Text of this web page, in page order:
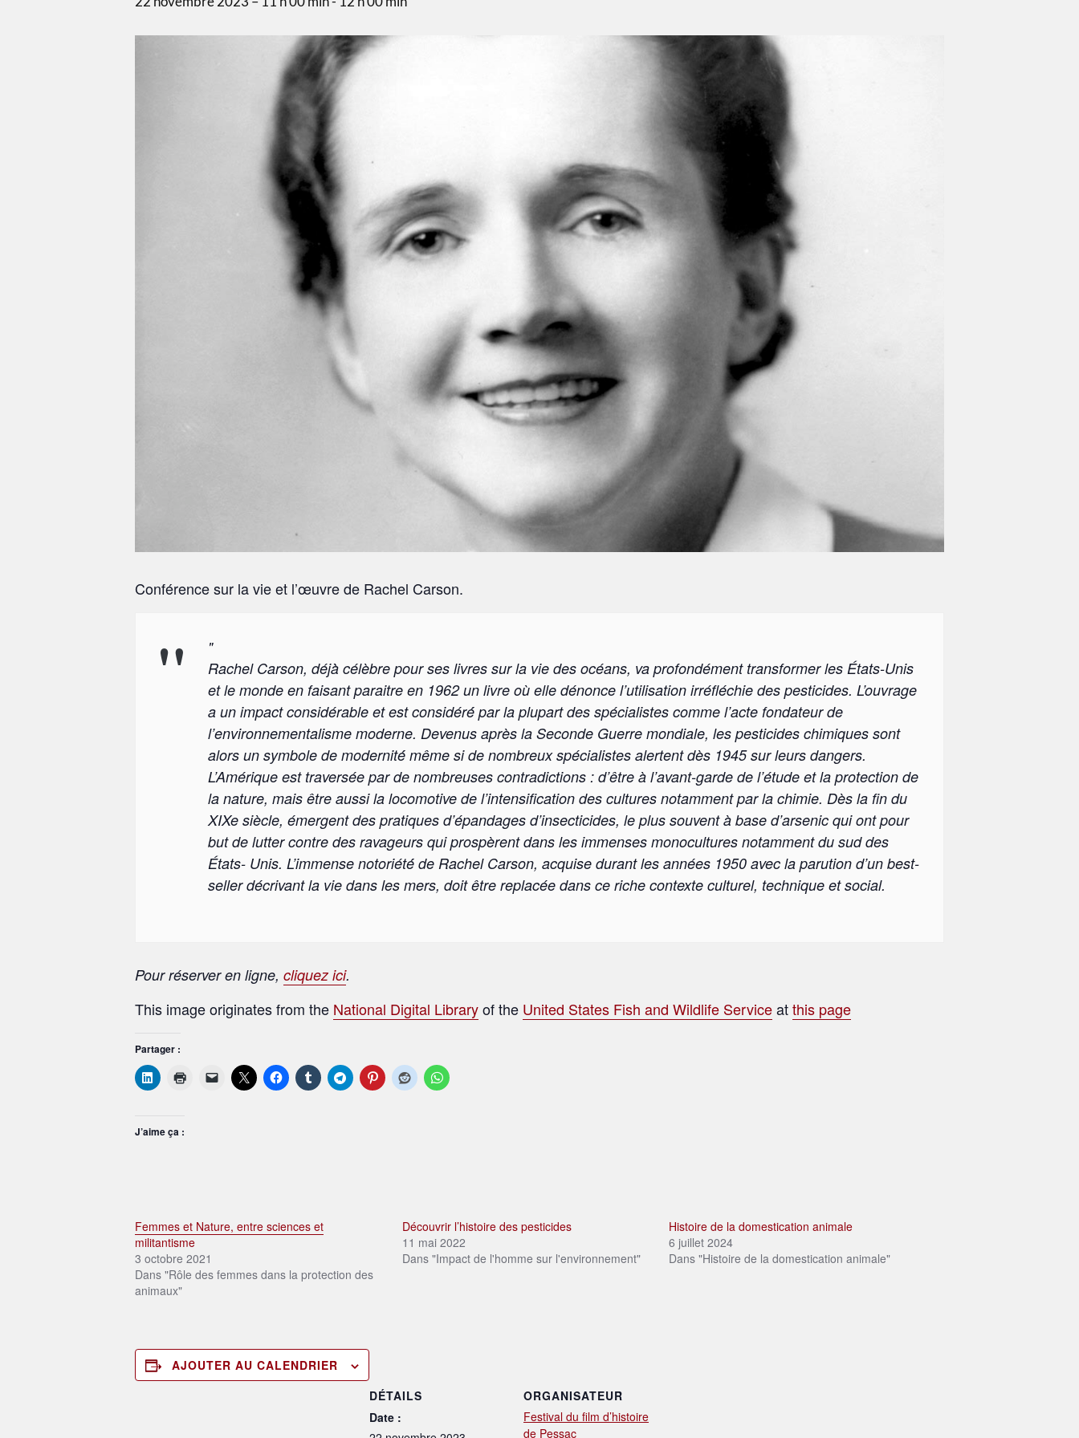
Conférence sur la vie et l’œuvre de Rachel Carson.
Rachel Carson, déjà̀ célèbre pour ses livres sur la vie des océans, va profondément transformer les États-Unis
et le monde en faisant paraitre en 1962 un livre où elle dénonce l’utilisation irréfléchie des pesticides. L’ouvrage
a un impact considérable et est considéré́ par la plupart des spécialistes comme l’acte fondateur de
l’environnementalisme moderne. Devenus après la Seconde Guerre mondiale, les pesticides chimiques sont
alors un symbole de modernité́ même si de nombreux spécialistes alertent dès 1945 sur leurs dangers.
L’Amérique est traversée par de nombreuses contradictions : d’être à l’avant-garde de l’étude et la protection de
la nature, mais être aussi la locomotive de l’intensification des cultures notamment par la chimie. Dès la fin du
XIXe siècle, émergent des pratiques d’épandages d’insecticides, le plus souvent à base d’arsenic qui ont pour
but de lutter contre des ravageurs qui prospèrent dans les immenses monocultures notamment du sud des
États- Unis. L’immense notoriété́ de Rachel Carson, acquise durant les années 1950 avec la parution d’un best-
seller décrivant la vie dans les mers, doit être replacée dans ce riche contexte culturel, technique et social.
Pour réserver en ligne, cliquez ici.
This image originates from the National Digital Libraryof the United States Fish and Wildlife Serviceatthis page
Partager :
J’aime ça :
Femmes et Nature, entre sciences et
militantisme
3 octobre 2021
Dans "Rôle des femmes dans la protection des
animaux"
Découvrir l’histoire des pesticides
11 mai 2022
Dans "Impact de l'homme sur l'environnement"
Histoire de la domestication animale
6 juillet 2024
Dans "Histoire de la domestication animale"
AJOUTER AU CALENDRIER
DÉTAILS
Date :
ORGANISATEUR
Festival du film d’histoire
de Pessac